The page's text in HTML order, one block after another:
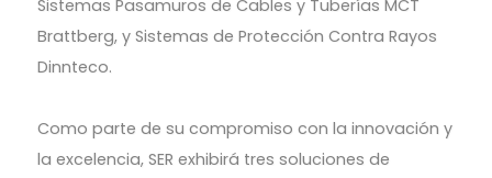
Sistemas Pasamuros de Cables y Tuberías MCT
Brattberg, y Sistemas de Protección Contra Rayos
Dinnteco.
Como parte de su compromiso con la innovación y
la excelencia, SER exhibirá tres soluciones de